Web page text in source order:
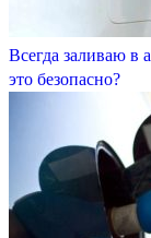
Всегда заливаю в
это безопасно?